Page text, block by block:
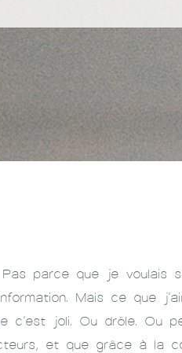
parce que je voulais
Mais ce que
c’est joli. Ou drôle. Ou
et que grâce à la